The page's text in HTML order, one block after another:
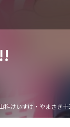
科けいすけ・やまさき